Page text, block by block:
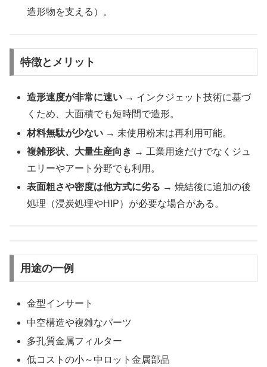
造形物を支える）。
特徴とメリット
造形速度が非常に速い → インクジェット技術に基づ
くため、大面積でも短時間で造形。
材料無駄が少ない → 未使用粉末は再利用可能。
複雑形状、大量生産向き → 工業用途だけでなくジュ
エリーやアート分野でも利用。
表面粗さや密度は他方式に劣る → 焼結後に追加の後
処理（浸炭処理やHIP）が必要な場合がある。
用途の一例
金型インサート
中空構造や複雑なパーツ
多孔質金属フィルター
低コストの小～中ロット金属部品